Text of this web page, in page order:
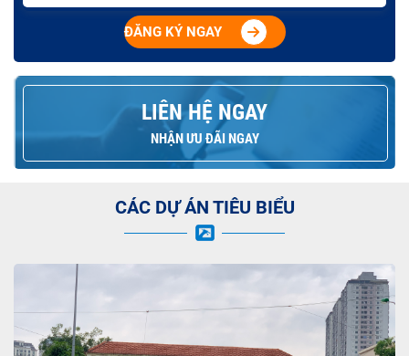
ĐĂNG KÝ NGAY
LIÊN HỆ NGAY
NHẬN ƯU ĐÃI NGAY
CÁC DỰ ÁN TIÊU BIỂU